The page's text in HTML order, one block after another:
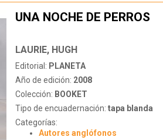
UNA NOCHE DE PERROS
LAURIE, HUGH
Editorial: PLANETA
Año de edición: 2008
Colección: BOOKET
Tipo de encuadernación: tapa blanda
Categorías:
Autores anglófonos